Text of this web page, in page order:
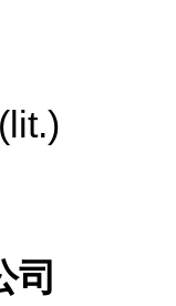
司